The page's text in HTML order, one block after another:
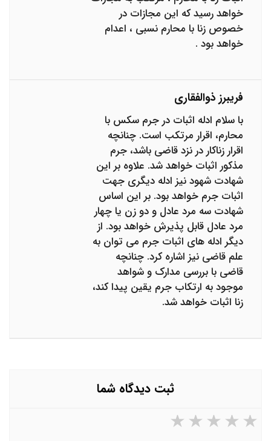
خواهد رسید که این مجازات در
خصوص زنا با محارم نسبی ، اعدام
خواهد بود .
فریبرز ذوالفقاری
با سلام ادله اثبات در جرم سکس با
محارم، اقرار مرتکب است‌. چنانچه
اقرار زناکار در نزد قاضی باشد، جرم
مذکور اثبات خواهد شد. علاوه بر این
شهادت شهود نیز ادله دیگری جهت
اثبات جرم خواهد بود‌. بر این اساس
شهادت سه مرد عادل و دو زن یا چهار
مرد عادل قابل پذیرش خواهد بود. از
دیگر ادله های اثبات جرم می توان به
علم قاضی نیز اشاره کرد. چنانچه
قاضی با بررسی مدارک و شواهد
موجود به ارتکاب جرم یقین پیدا کند،
زنا اثبات خواهد شد.
ثبت دیدگاه شما
۵ ستاره از ۵ ۴ ستاره از ۵ ۳ ستاره از ۵ ۲ ستاره از ۵